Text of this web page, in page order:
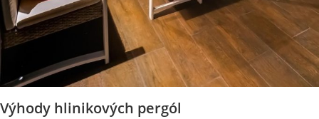
Výhody hlinikových pergól